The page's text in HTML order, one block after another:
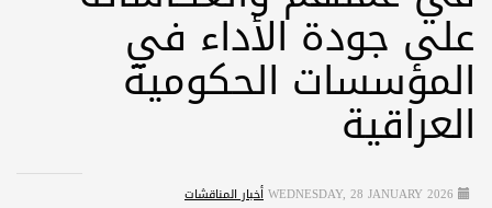
على جودة الأداء في
المؤسسات الحكومية
العراقية
WEDNESDAY, 28 JANUARY 2026أخبار المناقشات